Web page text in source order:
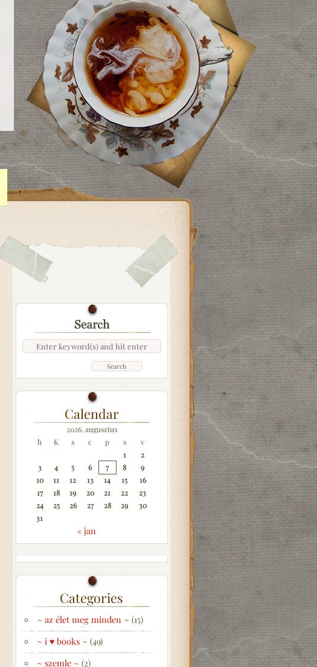
Calendar
2026. augusztus
h
K s c p s
v
1
2
3
4 5 6 7 8
9
10
11 12 13 14 15
16
17
18 19 20 21 22
23
24
25 26 27 28 29
30
31
« jan
Categories
~ az élet meg minden ~(15)
~ i ♥ books ~(49)
~ szemle ~(2)